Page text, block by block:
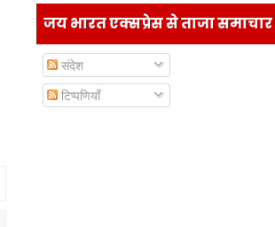
जय भारत एक्सप्रेस से ताजा समाचार
संदेश
टिप्पणियाँ